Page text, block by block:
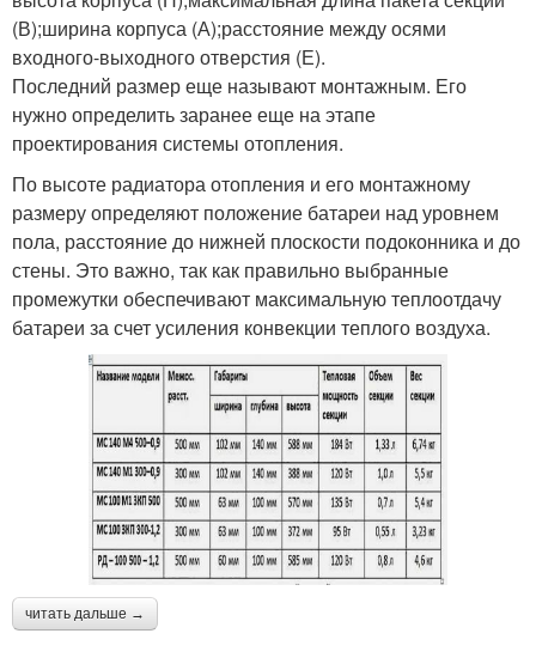
(В);ширина корпуса (А);расстояние между осями
входного-выходного отверстия (Е).
Последний размер еще называют монтажным. Его
нужно определить заранее еще на этапе
проектирования системы отопления.
По высоте радиатора отопления и его монтажному
размеру определяют положение батареи над уровнем
пола, расстояние до нижней плоскости подоконника и до
стены. Это важно, так как правильно выбранные
промежутки обеспечивают максимальную теплоотдачу
батареи за счет усиления конвекции теплого воздуха.
читать дальше →